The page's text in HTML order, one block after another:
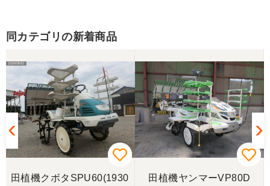
福岡県／廣瀬 修一
丁寧な対応ありがとうございました。
福岡県／廣瀬 修一
丁寧なご連絡ありがとうございました。またご利用
させて頂きます。
福岡県／にしむら
丁寧な対応でした
同カテゴリの新着商品
田植機クボタSPU60(1930
田植機ヤンマーVP80D